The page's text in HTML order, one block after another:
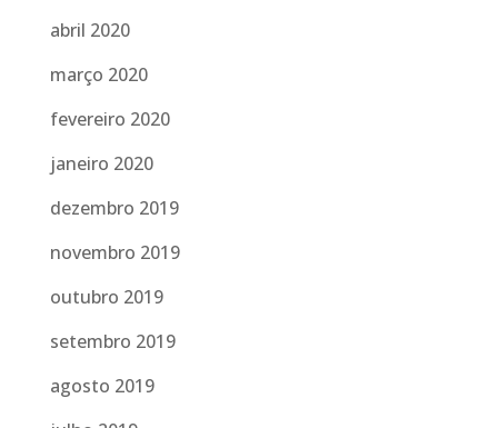
abril 2020
março 2020
fevereiro 2020
janeiro 2020
dezembro 2019
novembro 2019
outubro 2019
setembro 2019
agosto 2019